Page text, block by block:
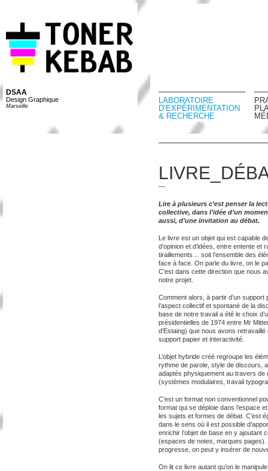
DSAA
Design Graphique
Marseille
LABORATOIRE
D’EXPÉRIMENTATION
& RECHERCHE
—
Lire à plusieurs c’est penser la
collective, dans l’idée d’un
aussi, d’une invitation au débat.
Le livre est un objet qui est capable
d’opinion et d’idées, entre entente et
tiraillements… soit l’ensemble des
face à face. On parle du livre, on le
C’est dans cette direction que nous
notre projet.
Comment alors, à partir d’un support
l’aspect collectif et spontané de la
base de notre travail a été le choix
présidentielles de 1974 entre Mr
d’Estaing) que nous avons
support papier et interactivité.
L’objet hybride créé regroupe les
rythme de parole, style de discours,
adaptés physiquement au travers de
(systèmes modulaires, travail
C’est un format non conventionnel
format qui se déploie dans l’espace
les sujets et formes de débat. C’est
dans le sens où il est possible
enrichir l’objet de base en y ajoutant
(espaces de notes, marques pages).
progresse, on peut y insérer de
On lit ce livre autant qu’on le